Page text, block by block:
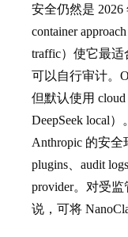
安全仍然是 2026
container
traffic）使它最适
可以自行审计。
但默认使用
DeepSeek local
Anthropic 的安
plugins、audit
provider。对受监
说，可将